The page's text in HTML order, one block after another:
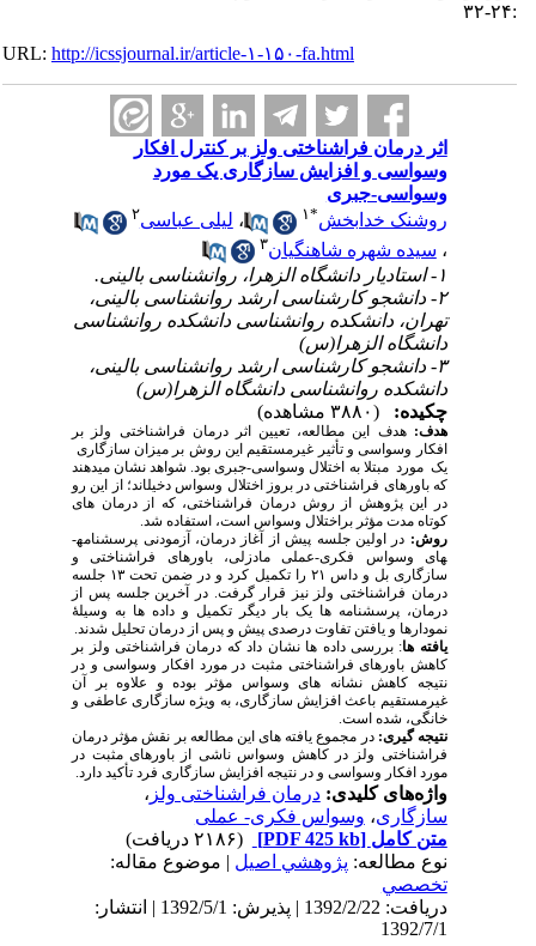
URL:http://icssjournal.ir/article-۱-۱۵۰-fa.html
اثر درمان فراشناختی ولز بر کنترل افکار
وسواسی و افزایش سازگاری یک مورد
وسواسی-جبری
روشنک خدابخش* ۱ ،لیلی عباسی
سیده شهره شاهنگیان ۳
۲- دانشجو کارشناسی ارشد روانشناسی بالینی،
تهران، دانشکده روانشناسی دانشکده روانشناسی
دانشگاه الزهرا(س)
۳- دانشجو کارشناسی ارشد روانشناسی بالینی،
دانشکده روانشناسی دانشگاه الزهرا(س)
چکیده:
هدف:هدف این مطالعه، تعیین اثر درمان فراشناختی ولز بر
افکار وسواسی و تأثیر غیرمستقیم این روش بر میزان سازگاری
یک مورد مبتلا به اختلال وسواسی-جبری بود. شواهد نشان می­دهند
که باورهای فراشناختی در بروز اختلال وسواس دخیل­اند؛ از این رو
در این پژوهش از روش درمان فراشناختی، که از درمان­ های
کوتاه ­مدت مؤثر براختلال وسواس است، استفاده شد.
روش:در اولین جلسه پیش از آغاز درمان، آزمودنی پرسش­نامه­
های وسواس فکری-عملی مادزلی، باورهای فراشناختی و
سازگاری بل و داس ۲۱ را تکمیل کرد و در ضمن تحت ۱۳ جلسه
درمان فراشناختی ولز نیز قرار گرفت. در آخرین جلسه پس از
درمان، پرسش­نامه­ ها یک بار دیگر تکمیل و داده ­ها به وسیلۀ
نمودارها و یافتن تفاوت درصدی پیش و پس از درمان تحلیل شدند.
یافته­ ها : بررسی داده­ ها نشان داد که درمان فراشناختی ولز بر
کاهش باورهای فراشناختی مثبت در مورد افکار وسواسی و در
نتیجه کاهش نشانه­ های وسواس مؤثر بوده و علاوه بر آن
غیرمستقیم باعث افزایش سازگاری، به ویژه سازگاری عاطفی و
خانگی، شده است.
نتیجه­ گیری:در مجموع یافته ­های این مطالعه بر نقش مؤثر درمان
فراشناختی ولز در کاهش وسواس ناشی از باورهای مثبت در
مورد افکار وسواسی و در نتیجه افزایش سازگاری فرد تأکید دارد.
واژه‌های کلیدی:درمان فراشناختی ولز،
سازگاری،وسواس فکری- عملی
متن کامل[PDF 425 kb]
نوع مطالعه:پژوهشي اصیل| موضوع مقاله:
تخصصي
دریافت: 1392/2/22 | پذیرش: 1392/5/1 | انتشار:
1392/7/1